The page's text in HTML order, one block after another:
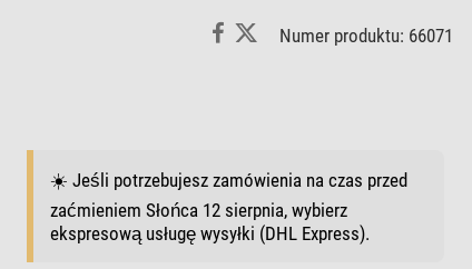
Numer produktu: 66071
☀️ Jeśli potrzebujesz zamówienia na czas przed
zaćmieniem Słońca 12 sierpnia, wybierz
ekspresową usługę wysyłki (DHL Express).